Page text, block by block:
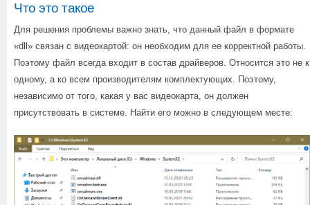
Что это такое
Для решения проблемы важно знать, что данный файл в формате
«dll» связан с видеокартой: он необходим для ее корректной работы.
Поэтому файл всегда входит в состав драйверов. Относится это не к
одному, а ко всем производителям комплектующих. Поэтому,
независимо от того, какая у вас видеокарта, он должен
присутствовать в системе. Найти его можно в следующем месте: